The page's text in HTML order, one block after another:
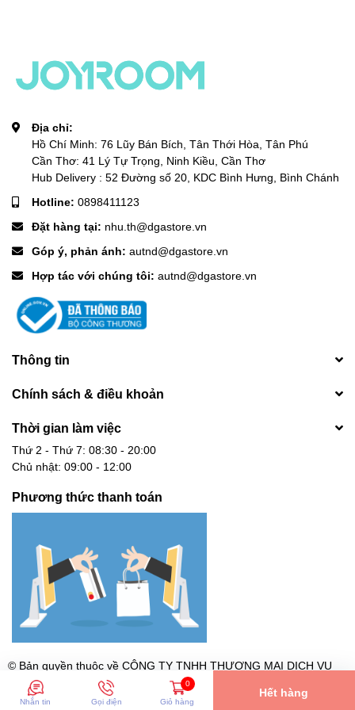
Địa chỉ:
Hồ Chí Minh: 76 Lũy Bán Bích, Tân Thới Hòa, Tân Phú
Cần Thơ: 41 Lý Tự Trọng, Ninh Kiều, Cần Thơ
Hub Delivery : 52 Đường số 20, KDC Bình Hưng, Bình Chánh
Hotline: 0898411123
Đặt hàng tại: nhu.th@dgastore.vn
Góp ý, phản ánh: autnd@dgastore.vn
Hợp tác với chúng tôi: autnd@dgastore.vn
Thông tin
Chính sách & điều khoản
Thời gian làm việc
Thứ 2 - Thứ 7: 08:30 - 20:00
Chủ nhật: 09:00 - 12:00
Phương thức thanh toán
© Bản quyền thuộc về CÔNG TY TNHH THƯƠNG MẠI DỊCH VỤ
CÔNG NGHỆ DGA - MST: 0317479060 Cấp ngày 19/09/2022 tại
Hồ Chí Minh
Nhắn tin Gọi điện
0
Giỏ hàng
Hết hàng